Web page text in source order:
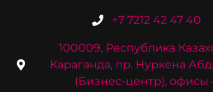
+7 7212 42 47 40
100009, Республика
Караганда, пр. Нуркена
(Бизнес-центр), офисы